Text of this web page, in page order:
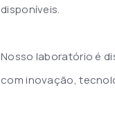
disponíveis.
Nosso laboratório é
com inovação,